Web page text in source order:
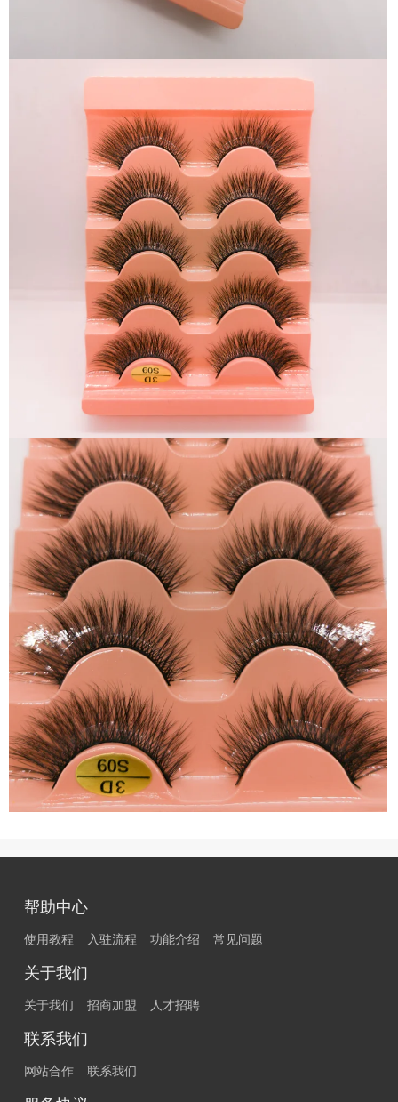
帮助中心
使用教程 入驻流程 功能介绍 常见问题
关于我们
关于我们 招商加盟 人才招聘
联系我们
网站合作 联系我们